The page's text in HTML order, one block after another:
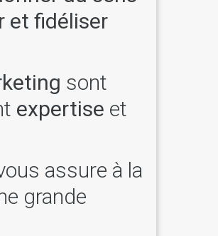
et fidéliser
sont
expertise et
assure à la
grande